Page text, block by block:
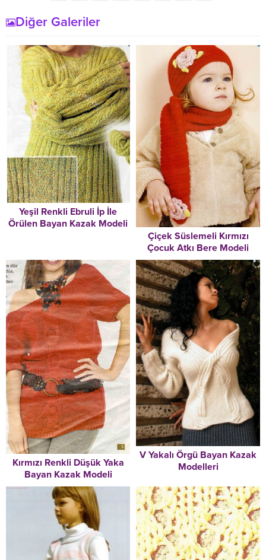
Diğer Galeriler
Yeşil Renkli Ebruli İp İle
Örülen Bayan Kazak Modeli
Çiçek Süslemeli Kırmızı
Çocuk Atkı Bere Modeli
Kırmızı Renkli Düşük Yaka
Bayan Kazak Modeli
V Yakalı Örgü Bayan Kazak
Modelleri